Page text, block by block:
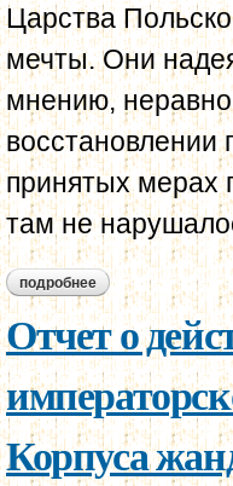
Царства
мечты. Они
мнению,
принятых мерах
там не
подробнее о отчет о
жандармов за
Отчет о
Корпуса